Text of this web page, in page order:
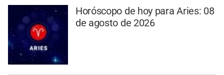
Horóscopo de hoy para Aries: 08
de agosto de 2026